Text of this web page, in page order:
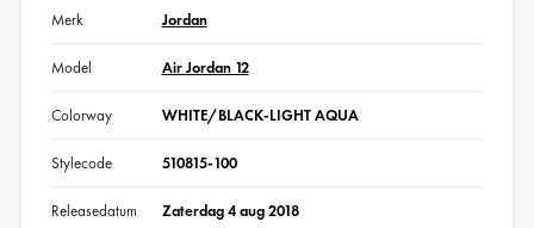
Merk Jordan
Model Air Jordan 12
Colorway WHITE/BLACK-LIGHT AQUA
Stylecode 510815-100
Releasedatum Zaterdag 4 aug 2018